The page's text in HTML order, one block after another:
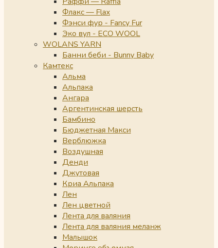
Флакс — Flax
Фэнси фур - Fancy Fur
Эко вул - ECO WOOL
WOLANS YARN
Банни беби - Bunny Baby
Камтекс
Альма
Альпака
Ангара
Аргентинская шерсть
Бамбино
Бюджетная Макси
Верблюжка
Воздушная
Денди
Джутовая
Криа Альпака
Лен
Лен цветной
Лента для валяния
Лента для валяния меланж
Малышок